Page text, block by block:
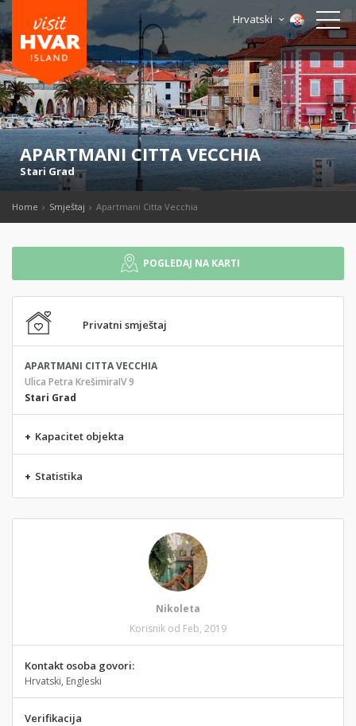
Hrvatski
APARTMANI CITTA VECCHIA
Stari Grad
Home Smještaj Apartmani Citta Vecchia
POGLEDAJ NA KARTI
Privatni smještaj
APARTMANI CITTA VECCHIA
Ulica Petra KrešimiraIV 9
Stari Grad
+ Kapacitet objekta
+ Statistika
Nikoleta
Korisnik od Feb, 2019
Kontakt osoba govori:
Hrvatski, Engleski
Verifikacija